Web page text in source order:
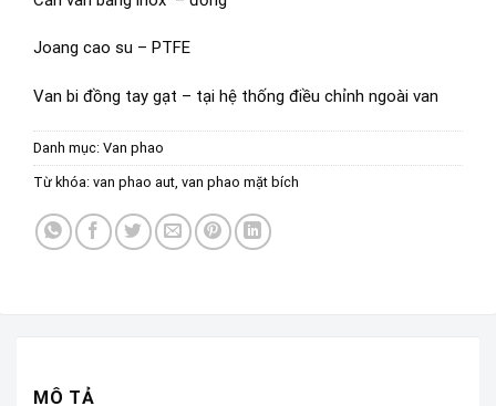
Joang cao su – PTFE
Van bi đồng tay gạt – tại hệ thống điều chỉnh ngoài van
Danh mục: Van phao
Từ khóa: van phao aut, van phao mặt bích
MÔ TẢ